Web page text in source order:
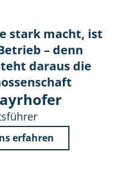
stark macht, ist
– denn
daraus die
erfahren